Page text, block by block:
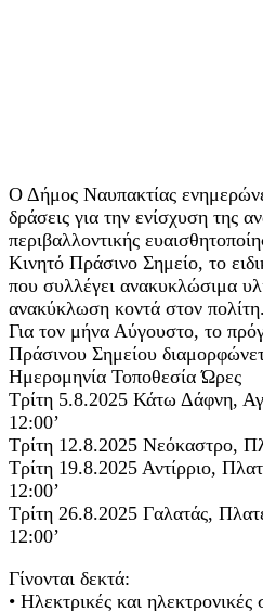
Ο Δήμος Ναυπακτίας
δράσεις για την ενίσχυση της
περιβαλλοντικής
Κινητό Πράσινο Σημείο, το
που συλλέγει ανακυκλώσιμα
ανακύκλωση κοντά στον πολίτη.
Για τον μήνα Αύγουστο, το
Πράσινου Σημείου
Ημερομηνία Τοποθεσία Ώρες
Τρίτη 5.8.2025 Κάτω Δάφνη,
12:00’
Τρίτη 12.8.2025 Νεόκαστρο,
Τρίτη 19.8.2025 Αντίρριο,
12:00’
Τρίτη 26.8.2025 Γαλατάς,
12:00’
Γίνονται δεκτά:
• Ηλεκτρικές και